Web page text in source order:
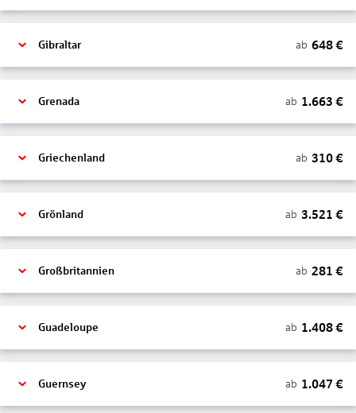
Gibraltar ab 648€
Grenada ab 1.663 €
Griechenland ab 310€
Grönland ab 3.521 €
Großbritannien ab 281 €
Guadeloupe ab 1.408€
Guernsey ab 1.047 €